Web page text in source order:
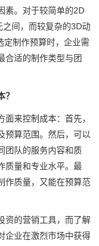
素。对于较简单的2D
间，而较复杂的3D动
定制作预算时，企业需
合适的制作类型与团
来控制成本：首先，
预算范围。然后，可以
团队的服务内容和质
质量和专业水平。最
作质量，又能在预算范
资的营销工具，而了解
企业在激烈市场中获得